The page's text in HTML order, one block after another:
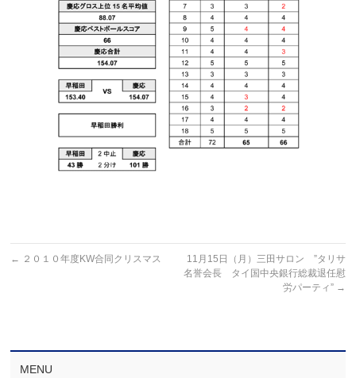
← ２０１０年度KW合同クリスマス
11月15日（月）三田サロン ”タリサ
名誉会長 タイ国中央銀行総裁退任慰
労パーティ” →
MENU